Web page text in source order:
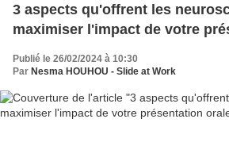
3 aspects qu'offrent les
maximiser l'impact de votre
Publié le 26/02/2024 à 10:30
Par Nesma HOUHOU - Slide at Work